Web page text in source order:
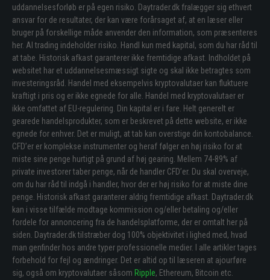
uddannelsesforløb er på egen risiko. Daytrader.dk fralægger sig ethvert
ansvar for de resultater, der kan være forårsaget af, at en læser eller
bruger på forskellige måde anvender den information, som præsenteres
her. Al trading indeholder risiko. Handl kun med kapital, som du har råd til
at tabe. Historisk afkast garanterer ikke fremtidige afkast. Indholdet på
websitet har et uddannelsesmæssigt sigte og skal ikke betragtes som
investeringsråd. Handel med eksempelvis kryptovalutaer kan fluktuere
kraftigt i pris og er ikke egnede for alle. Handel med kryptovalutaer er
ikke omfattet af EU-regulering. Din kapital er i fare. Helt generelt er
gearede handelsprodukter, som er beskrevet på dette website, er ikke
egnede for enhver. Det er muligt, at tab kan overstige din kontobalance.
CFD’er er komplekse instrumenter og heraf følger en høj risiko for at
miste sine penge hurtigt på grund af høj gearing. Mellem 74-89% af
private investorer taber penge, når de handler CFD’er. Du skal overveje,
om du har råd til indgå i handler, hvor der er høj risiko for at miste dine
penge. Historisk afkast garanterer aldrig fremtidige afkast. Daytrader.dk
kan i visse tilfælde modtage kommission og/eller betaling og/eller
fordele for annoncering fra de handelsplatforme, der er omtalt her på
siden. Daytrader.dk tilstræber dog 100% objektivitet i lighed med, hvad
man genfinder hos andre typer professionelle medier. I alle artikler tages
forbehold for fejl og ændringer. Det er altid op til læseren at ajourføre
sig, også om kryptovalutaer såsom Ripple, Ethereum, Bitcoin etc.